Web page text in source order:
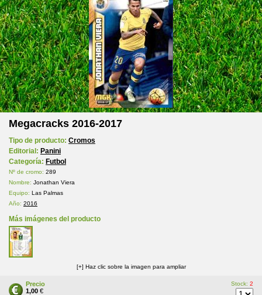
Megacracks 2016-2017
Tipo de producto: Cromos
Editorial: Panini
Categoría: Futbol
Nº de cromo: 289
Nombre: Jonathan Viera
Equipo: Las Palmas
Año: 2016
Más imágenes del producto
[+] Haz clic sobre la imagen para ampliar
Precio
1,00 €
Stock: 2